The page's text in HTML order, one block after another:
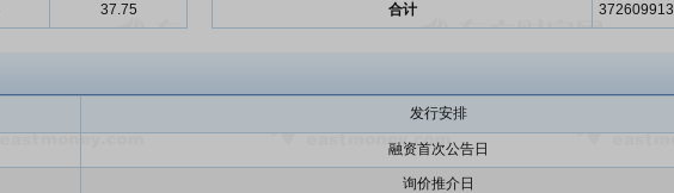
37.75 合计 372609913
发行安排
融资首次公告日
询价推介日